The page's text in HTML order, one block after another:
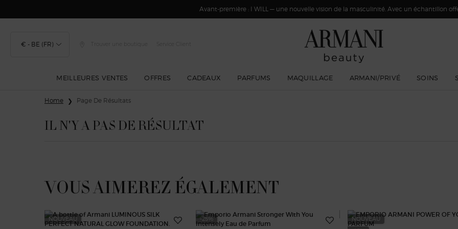
Avant-première : I WILL — une nouvelle vision de la masculinité. Avec un échantillon
€ - BE (FR) Trouver une boutique Service Client
MEILLEURES VENTES OFFRES CADEAUX PARFUMS MAQUILLAGE ARMANI/PRIVÉ SOINS
Home Page De Résultats
IL N'Y A PAS DE RÉSULTAT
VOUS AIMEREZ ÉGALEMENT
NOUVEAU -25%
NOUVEAU